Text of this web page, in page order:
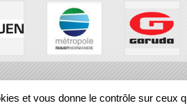
et vous donne le contrôle sur ceux